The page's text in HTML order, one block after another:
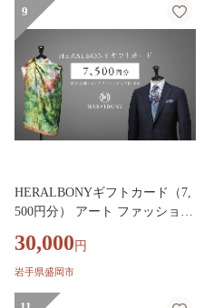
9
HERALBONYギフトカード（7,
500円分） アート ファッション
ント お祝い 贈答人気 おすすめ
岩手県 盛岡市 岩手 盛岡 株式会
30,000 円
岩手県盛岡市